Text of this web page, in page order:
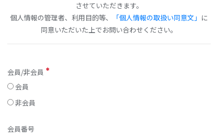
させていただきます。
個人情報の管理者、利用目的等、
「個人情報の取扱い同意文」 に
同意いただいた上でお問い合わせください。
会員/非会員
会員
非会員
会員番号